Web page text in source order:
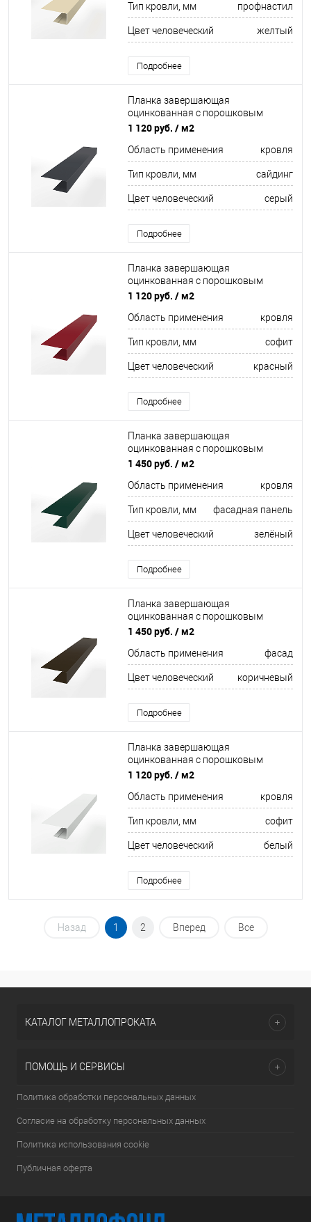
Тип кровли, мм профнастил
Цвет человеческий желтый
Подробнее
Планка завершающая
оцинкованная с порошковым
покрытием 0,45мм ширина менее
1 120 руб. / м2
Область применения кровля
Тип кровли, мм сайдинг
Цвет человеческий серый
Подробнее
Планка завершающая
оцинкованная с порошковым
покрытием 0,45мм ширина менее
1 120 руб. / м2
Область применения кровля
Тип кровли, мм софит
Цвет человеческий красный
Подробнее
Планка завершающая
оцинкованная с порошковым
покрытием 0,45мм ширина более
1 450 руб. / м2
Область применения кровля
Тип кровли, мм фасадная панель
Цвет человеческий зелёный
Подробнее
Планка завершающая
оцинкованная с порошковым
покрытием 0,45мм ширина более
1 450 руб. / м2
Область применения фасад
Цвет человеческий коричневый
Подробнее
Планка завершающая
оцинкованная с порошковым
покрытием 0,45мм ширина менее
1 120 руб. / м2
Область применения кровля
Тип кровли, мм софит
Цвет человеческий белый
Подробнее
Назад 1 2 Вперед Все
КАТАЛОГ МЕТАЛЛОПРОКАТА
ПОМОЩЬ И СЕРВИСЫ
Политика обработки персональных данных
Согласие на обработку персональных данных
Политика использования cookie
Публичная оферта